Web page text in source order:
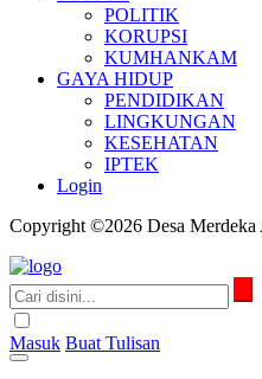
POLITIK
KORUPSI
KUMHANKAM
GAYA HIDUP
PENDIDIKAN
LINGKUNGAN
KESEHATAN
IPTEK
Login
Copyright ©2026 Desa Merdeka
Masuk Buat Tulisan